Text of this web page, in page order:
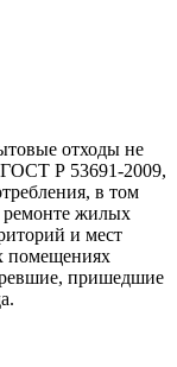
отходы не
Р 53691-2009,
в том
ремонте жилых
и мест
помещениях
пришедшие